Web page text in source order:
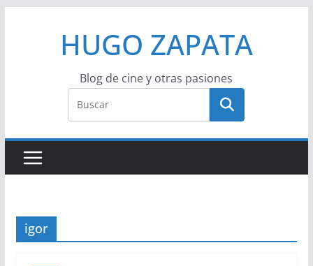
HUGO ZAPATA
Blog de cine y otras pasiones
igor